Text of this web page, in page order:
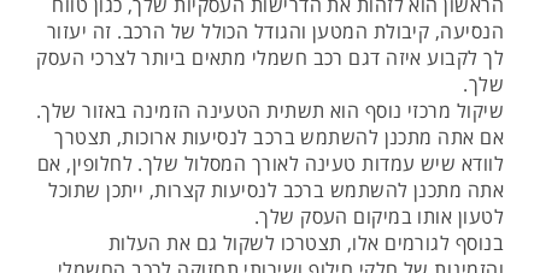
הנסיעה, קיבולת המטען והגודל הכולל של הרכב. זה יעזור
לך לקבוע איזה דגם רכב חשמלי מתאים ביותר לצרכי העסק
שלך.
שיקול מרכזי נוסף הוא תשתית הטעינה הזמינה באזור שלך.
אם אתה מתכנן להשתמש ברכב לנסיעות ארוכות, תצטרך
לוודא שיש עמדות טעינה לאורך המסלול שלך. לחלופין, אם
אתה מתכנן להשתמש ברכב לנסיעות קצרות, ייתכן שתוכל
לטעון אותו במיקום העסק שלך.
בנוסף לגורמים אלו, תצטרכו לשקול גם את העלות